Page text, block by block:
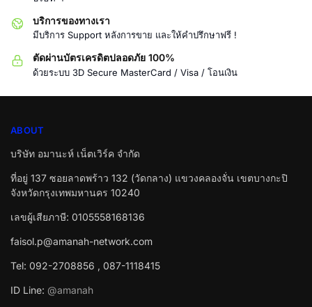
บริการของทางเรา
มีบริการ Support หลังการขาย และให้คำปรึกษาฟรี !
ตัดผ่านบัตรเครดิตปลอดภัย 100%
ด้วยระบบ 3D Secure MasterCard / Visa / โอนเงิน
ABOUT
บริษัท อมานะห์ เน็ตเวิร์ค จำกัด
ที่อยู่ 137 ซอยลาดพร้าว 132 (วัดกลาง) แขวงคลองจั่น เขตบางกะปิ
จังหวัดกรุงเทพมหานคร 10240
เลขผู้เสียภาษี: 0105558168136
faisol.p@amanah-network.com
Tel: 092-2708856 , 087-1118415
ID Line: @amanah